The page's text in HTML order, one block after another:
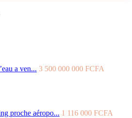
a ven... 3 500 000 000 FCFA
proche aéropo... 1 116 000 FCFA